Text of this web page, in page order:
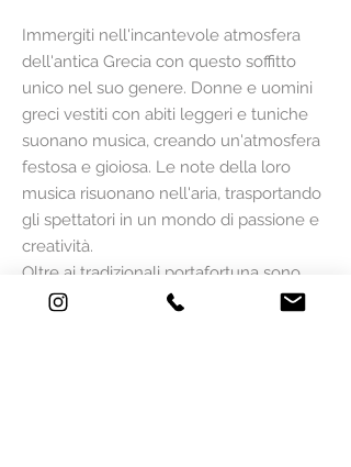
Immergiti nell'incantevole atmosfera
dell'antica Grecia con questo soffitto
unico nel suo genere. Donne e uomini
greci vestiti con abiti leggeri e tuniche
suonano musica, creando un'atmosfera
festosa e gioiosa. Le note della loro
musica risuonano nell'aria, trasportando
gli spettatori in un mondo di passione e
creatività.
Oltre ai tradizionali portafortuna sono
sparsi sul soffitto, portando un tocco di